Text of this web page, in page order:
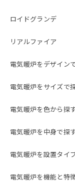
ロイドグランデ
リアルファイア
電気暖炉をデザイン
電気暖炉をサイズで
電気暖炉を色から探
電気暖炉を中身で探
電気暖炉を設置タイ
電気暖炉を機能と特
れ、いつまでも見
で、ブレーカーが
われる短めの毛の
で取れません。埃
delivered exactly
professionally. I